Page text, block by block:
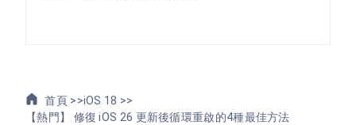
首頁 >>iOS 18 >>
【熱門】 修復 iOS 26 更新後循環重啟的4種最佳方法